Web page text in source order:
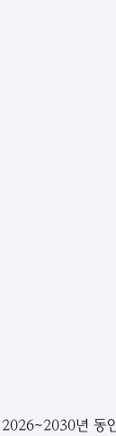
2026~2030년